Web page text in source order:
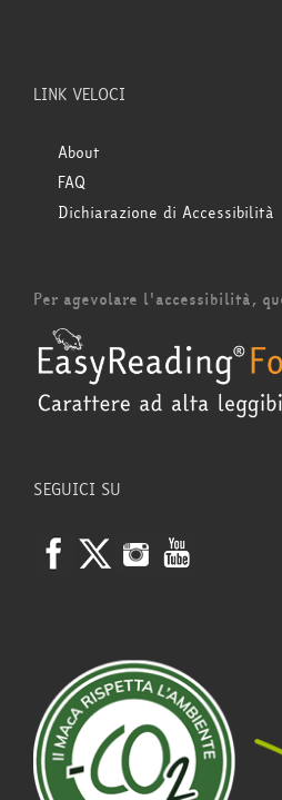
LINK VELOCI
About
FAQ
Dichiarazione di Accessibilità
Per agevolare l'accessibilità,
SEGUICI SU